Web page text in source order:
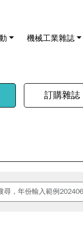
機械工業雜誌
訂購雜誌